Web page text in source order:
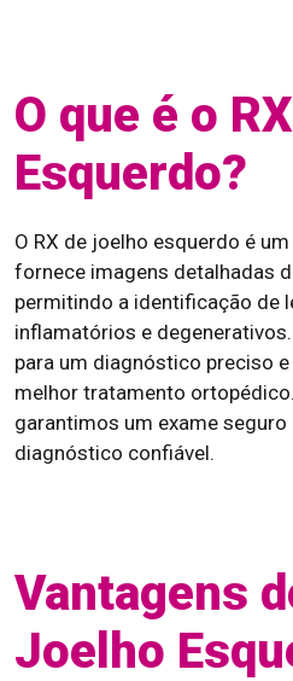
O que é o
Esquerdo?
O RX de joelho esquerdo é
fornece imagens detalhadas
permitindo a identificação de
inflamatórios e
para um diagnóstico preciso
melhor tratamento
garantimos um exame seguro
diagnóstico confiável.
Vantagens
Joelho